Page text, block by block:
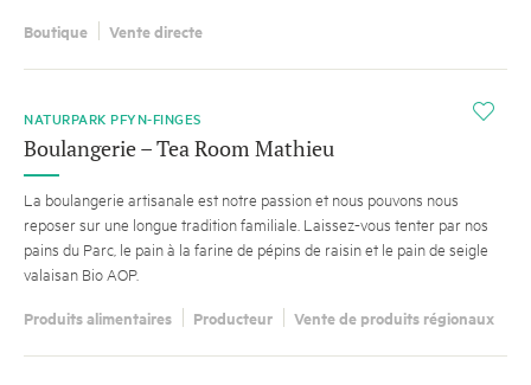
Boutique Vente directe
i
NATURPARK PFYN-FINGES
Boulangerie – Tea Room Mathieu
La boulangerie artisanale est notre passion et nous pouvons nous
reposer sur une longue tradition familiale. Laissez-vous tenter par nos
pains du Parc, le pain à la farine de pépins de raisin et le pain de seigle
valaisan Bio AOP.
Produits alimentaires Producteur Vente de produits régionaux